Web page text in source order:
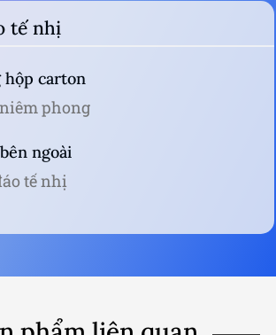
tế nhị
hộp carton
phong
ngoài
tế nhị